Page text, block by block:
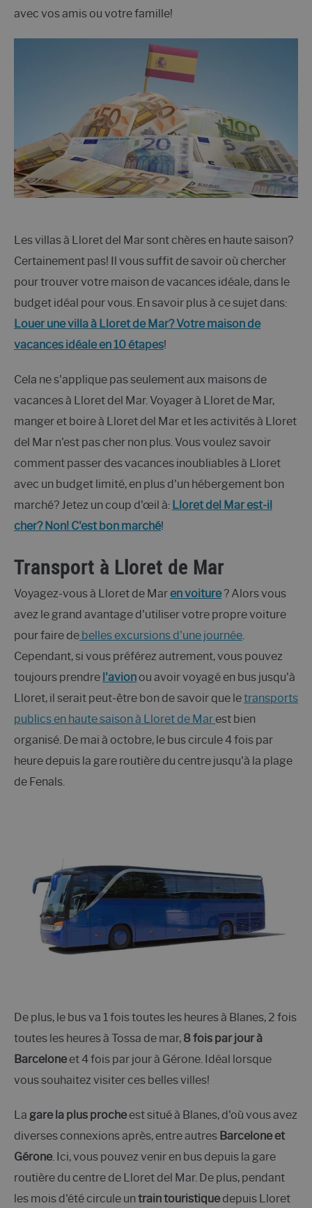
avec vos amis ou votre famille!
Les villas à Lloret del Mar sont chères en haute saison?
Certainement pas! Il vous suffit de savoir où chercher
pour trouver votre maison de vacances idéale, dans le
budget idéal pour vous. En savoir plus à ce sujet dans:
Louer une villa à Lloret de Mar? Votre maison de
vacances idéale en 10 étapes!
Cela ne s'applique pas seulement aux maisons de
vacances à Lloret del Mar. Voyager à Lloret de Mar,
manger et boire à Lloret del Mar et les activités à Lloret
del Mar n'est pas cher non plus. Vous voulez savoir
comment passer des vacances inoubliables à Lloret
avec un budget limité, en plus d'un hébergement bon
marché? Jetez un coup d'œil à: Lloret del Mar est-il
cher? Non! C'est bon marché!
Transport à Lloret de Mar
Voyagez-vous à Lloret de Maren voiture? Alors vous
avez le grand avantage d'utiliser votre propre voiture
pour faire de belles excursions d'une journée.
Cependant, si vous préférez autrement, vous pouvez
toujours prendre l'avionou avoir voyagé en bus jusqu'à
Lloret, il serait peut-être bon de savoir que letransports
publics en haute saison à Lloret de Marest bien
organisé. De mai à octobre, le bus circule 4 fois par
heure depuis la gare routière du centre jusqu'à la plage
de Fenals.
De plus, le bus va 1 fois toutes les heures à Blanes, 2 fois
toutes les heures à Tossa de mar, 8 fois par jour à
Barceloneet 4 fois par jour à Gérone. Idéal lorsque
vous souhaitez visiter ces belles villes!
La gare la plus procheest situé à Blanes, d'où vous avez
diverses connexions après, entre autres Barcelone et
Gérone . Ici, vous pouvez venir en bus depuis la gare
routière du centre de Lloret del Mar. De plus, pendant
les mois d'été circule un train touristique depuis Lloret